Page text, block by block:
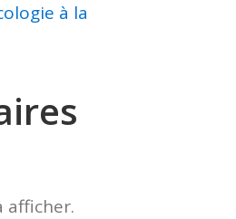
à la
afficher.